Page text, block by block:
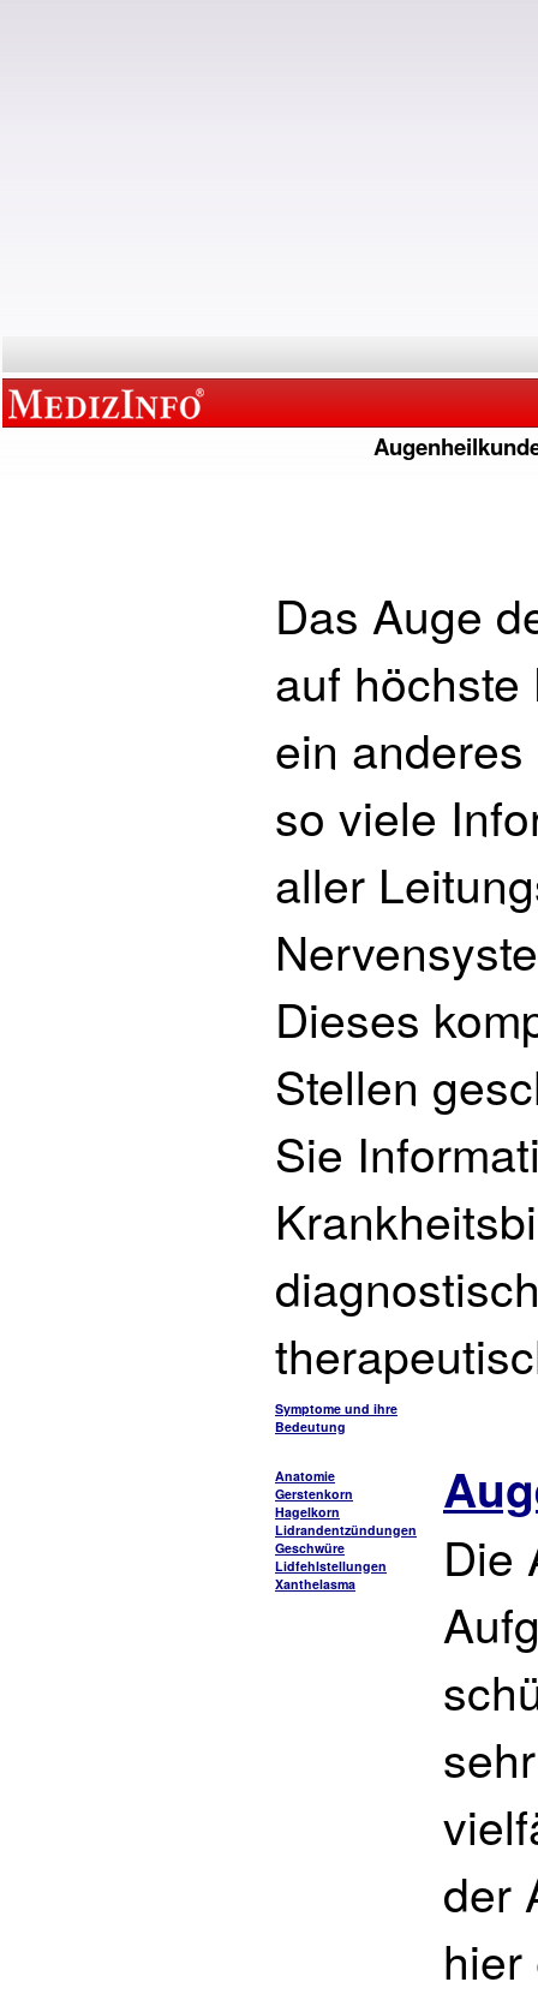
Das Auge
auf
ein
so viele
aller
Dieses
Stellen
Sie
Symptome und ihre
Bedeutung
Anatomie
Gerstenkorn
Hagelkorn
Lidrandentzündungen
Geschwüre
Lidfehlstellungen
Xanthelasma
Die
der